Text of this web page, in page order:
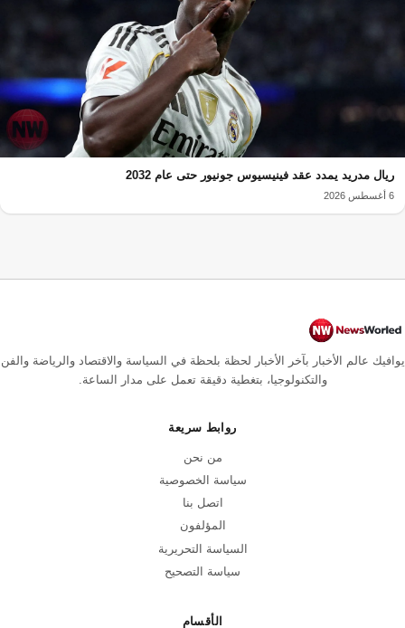
ريال مدريد يمدد عقد فينيسيوس جونيور حتى عام 2032
6 أغسطس 2026
يوافيك عالم الأخبار بآخر الأخبار لحظة بلحظة في السياسة والاقتصاد والرياضة والفن
والتكنولوجيا، بتغطية دقيقة تعمل على مدار الساعة.
روابط سريعة
من نحن
سياسة الخصوصية
اتصل بنا
المؤلفون
السياسة التحريرية
سياسة التصحيح
الأقسام